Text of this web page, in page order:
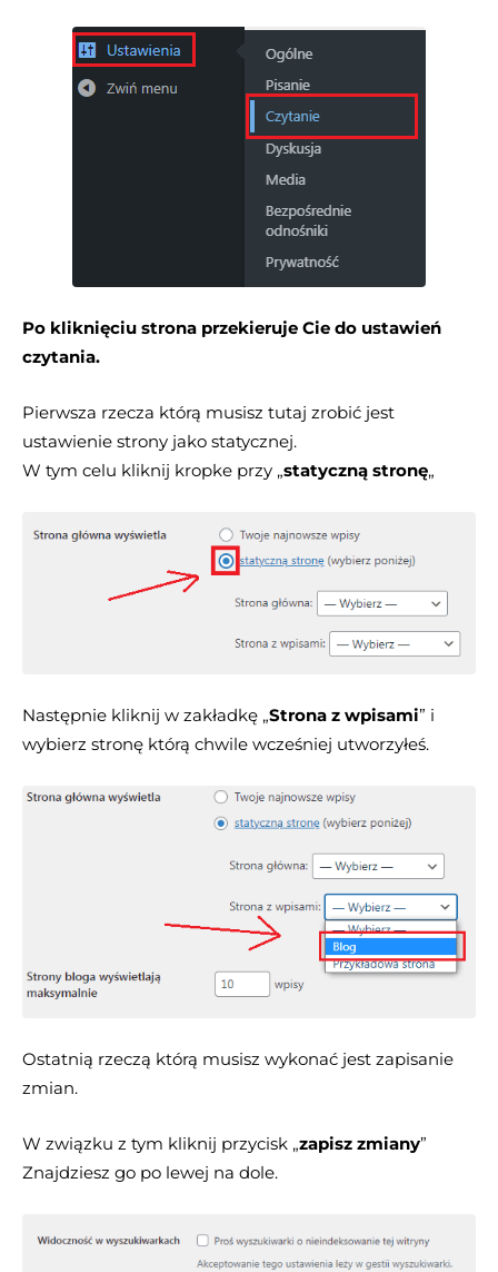
Po kliknięciu strona przekieruje Cie do ustawień
czytania.
Pierwsza rzecza którą musisz tutaj zrobić jest
ustawienie strony jako statycznej.
W tym celu kliknij kropke przy „statyczną stronę„
Następnie kliknij w zakładkę „Strona z wpisami” i
wybierz stronę którą chwile wcześniej utworzyłeś.
Ostatnią rzeczą którą musisz wykonać jest zapisanie
zmian.
W związku z tym kliknij przycisk „zapisz zmiany”
Znajdziesz go po lewej na dole.